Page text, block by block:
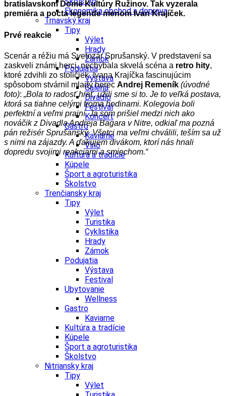
Ekonomika obchod a doprava
Trnavský kraj
Tipy
Výlet
Hrady
Zámok
Podujatia
Výstava
Galéria
Divadlo
Festival
Koncert
Gastro
Kaviarne
Víno
Kultúra a tradície
Kúpele
Šport a agroturistika
Školstvo
Trenčiansky kraj
Tipy
Výlet
Turistika
Cyklistika
Hrady
Zámok
Podujatia
Výstava
Festival
Ubytovanie
Wellness
Gastro
Kaviarne
Kultúra a tradície
Kúpele
Šport a agroturistika
Školstvo
Nitriansky kraj
Tipy
Výlet
bratislavskom Dome Kultúry Ružinov. Tak vyzerala
premiéra a pocta legende menom Ivan Krajíček.
Prvé reakcie
Scenár a réžiu má Svetozár Sprušanský. V predstavení sa
zaskveli známi herci, nechýbala skvelá scéna a retro hity,
ktoré zdvihli zo stoličiek. Ivana Krajíčka fascinujúcim
spôsobom stvárnil mladý herec Andrej Remeník (úvodné
foto): „Bola to radosť hrať, užili sme si to. Je to veľká postava,
ktorá sa tiahne celými troma hodinami. Kolegovia boli
perfektní a veľmi prajní. Ja som prišiel medzi nich ako
nováčik z Divadla Andreja Bagara v Nitre, odkiaľ ma pozná
pán režisér Sprušanský. Všetci ma veľmi chválili, teším sa už
s nimi na zájazdy. A ďakujem divákom, ktorí nás hnali
dopredu svojimi reakciami a smiechom.“